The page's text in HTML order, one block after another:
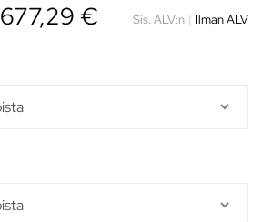
677,29 € Sis. ALV:n | Ilman ALV